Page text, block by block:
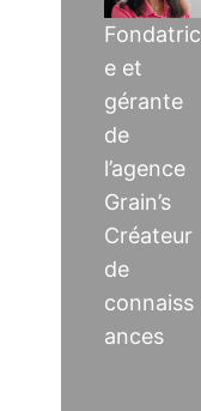
Fondatric
e et
gérante
de
l’agence
Grain’s
Créateur
de
connaiss
ances